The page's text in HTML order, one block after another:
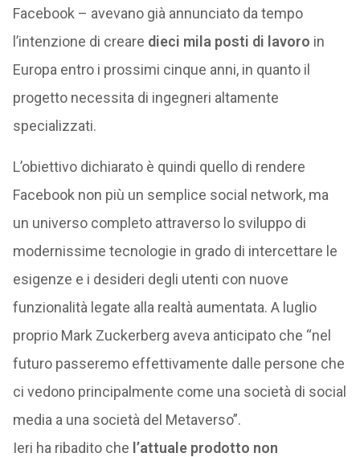
Facebook – avevano già annunciato da tempo
l’intenzione di creare dieci mila posti di lavoro in
Europa entro i prossimi cinque anni, in quanto il
progetto necessita di ingegneri altamente
specializzati.
L’obiettivo dichiarato è quindi quello di rendere
Facebook non più un semplice social network, ma
un universo completo attraverso lo sviluppo di
modernissime tecnologie in grado di intercettare le
esigenze e i desideri degli utenti con nuove
funzionalità legate alla realtà aumentata. A luglio
proprio Mark Zuckerberg aveva anticipato che “nel
futuro passeremo effettivamente dalle persone che
ci vedono principalmente come una società di social
media a una società del Metaverso”.
Ieri ha ribadito che l’attuale prodotto non